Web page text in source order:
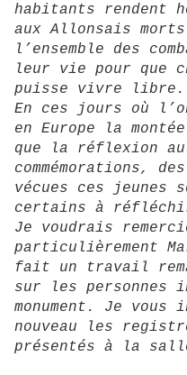
habitants rendent
aux Allonsais
l’ensemble des
leur vie pour que
puisse vivre libre.
En ces jours où
en Europe la
que la réflexion
commémorations,
vécues ces jeunes
certains à
Je voudrais
particulièrement
fait un travail
sur les personnes
monument. Je
nouveau les
présentés à la